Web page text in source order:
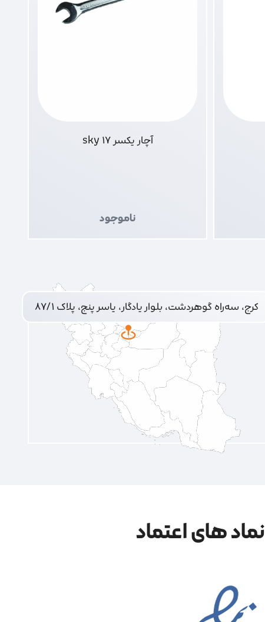
آچار یکسر 17 sky
ناموجود
کرج، سه‌راه گوهردشت، بلوار یادگار، یاسر پنج، پلاک ۸۷/۱
نماد های اعتماد